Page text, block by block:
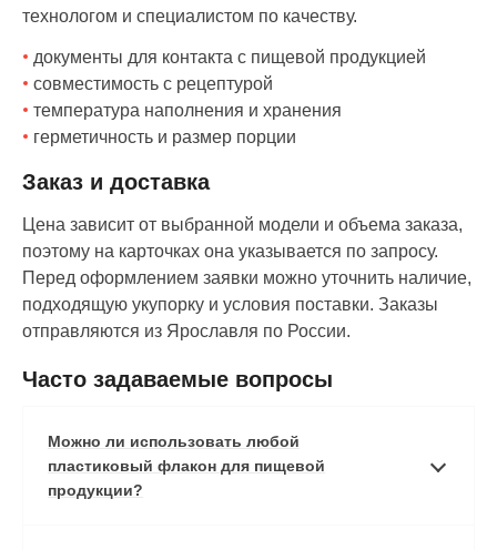
технологом и специалистом по качеству.
документы для контакта с пищевой продукцией
совместимость с рецептурой
температура наполнения и хранения
герметичность и размер порции
Заказ и доставка
Цена зависит от выбранной модели и объема заказа,
поэтому на карточках она указывается по запросу.
Перед оформлением заявки можно уточнить наличие,
подходящую укупорку и условия поставки. Заказы
отправляются из Ярославля по России.
Часто задаваемые вопросы
Можно ли использовать любой
пластиковый флакон для пищевой
продукции?